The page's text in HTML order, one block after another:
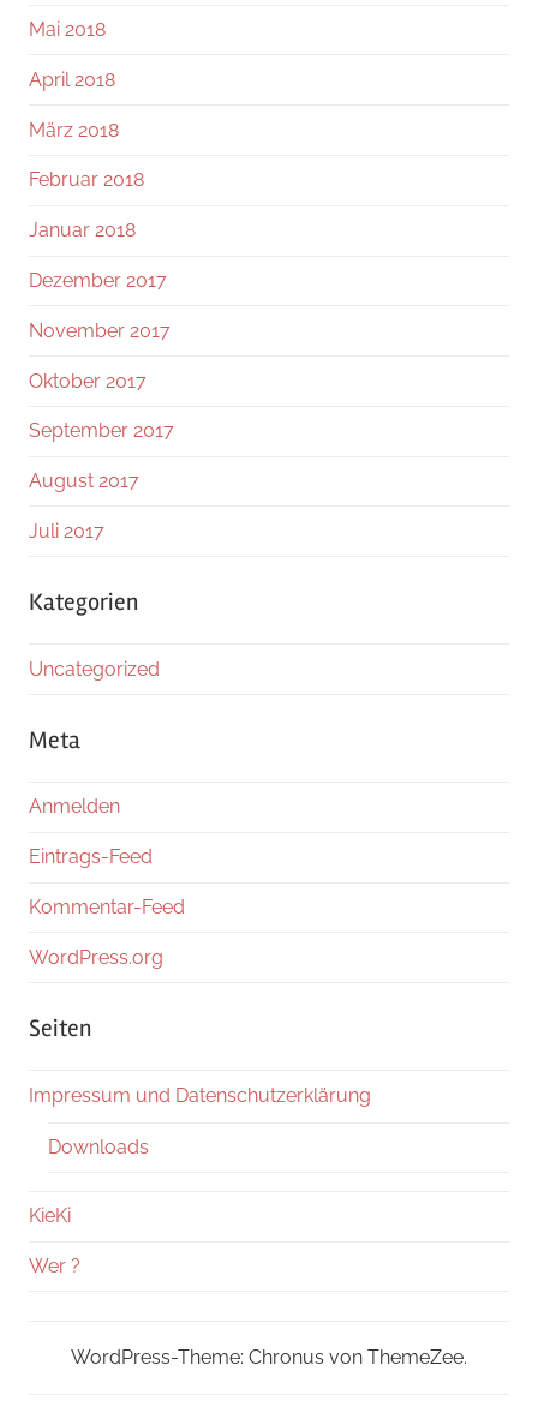
Mai 2018
April 2018
März 2018
Februar 2018
Januar 2018
Dezember 2017
November 2017
Oktober 2017
September 2017
August 2017
Juli 2017
Kategorien
Uncategorized
Meta
Anmelden
Eintrags-Feed
Kommentar-Feed
WordPress.org
Seiten
Impressum und Datenschutzerklärung
Downloads
KieKi
Wer ?
WordPress-Theme: Chronus von ThemeZee.